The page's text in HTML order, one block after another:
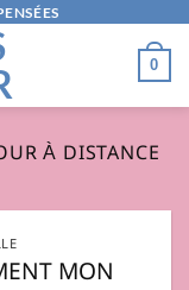
0
À DISTANCE
MON